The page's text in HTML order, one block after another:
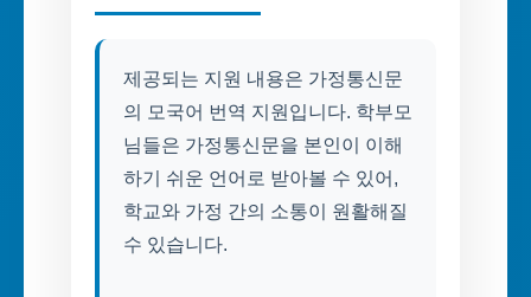
제공되는 지원 내용은 가정통신문
의 모국어 번역 지원입니다. 학부모
님들은 가정통신문을 본인이 이해
하기 쉬운 언어로 받아볼 수 있어,
학교와 가정 간의 소통이 원활해질
수 있습니다.